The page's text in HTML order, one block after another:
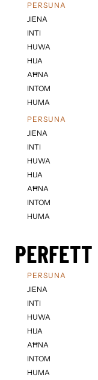
PERSUNA
JIENA
INTI
HUWA
HIJA
AĦNA
INTOM
HUMA
PERSUNA
JIENA
INTI
HUWA
HIJA
AĦNA
INTOM
HUMA
PERFETT
PERSUNA
JIENA
INTI
HUWA
HIJA
AĦNA
INTOM
HUMA